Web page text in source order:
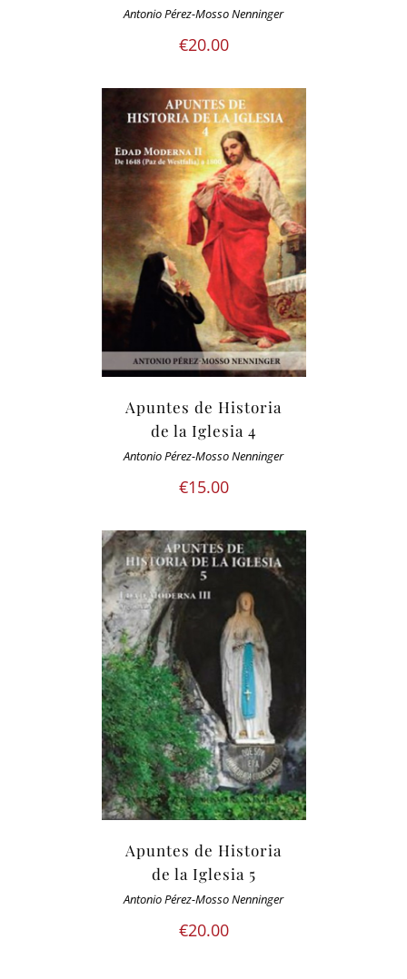
Antonio Pérez-Mosso Nenninger
€20.00
Apuntes de Historia
de la Iglesia 4
Antonio Pérez-Mosso Nenninger
€15.00
Apuntes de Historia
de la Iglesia 5
Antonio Pérez-Mosso Nenninger
€20.00